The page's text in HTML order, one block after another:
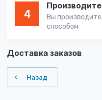
4
Вы
способом
Доставка заказов
Назад